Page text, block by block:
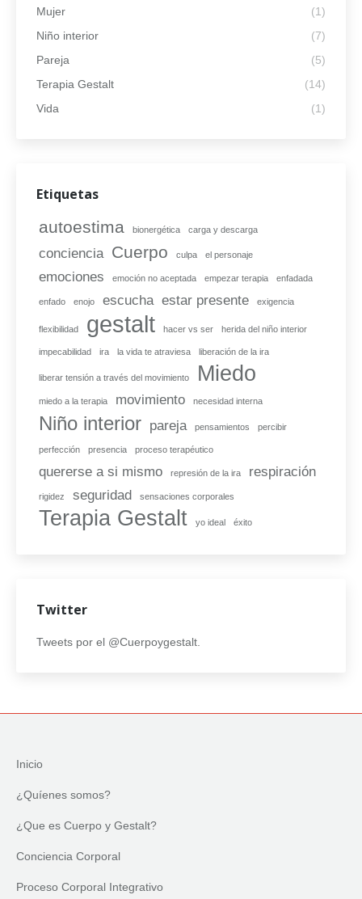
Mujer
(1)
Niño interior
(7)
Pareja
(5)
Terapia Gestalt
(14)
Vida
(1)
Etiquetas
autoestima bionergética carga y descarga
conciencia Cuerpo culpa el personaje
emociones emoción no aceptada empezar terapia enfadada
enfado enojo escucha estar presente exigencia
flexibilidad gestalt hacer vs ser herida del niño interior
impecabilidad ira la vida te atraviesa liberación de la ira
liberar tensión a través del movimiento Miedo
miedo a la terapia movimiento necesidad interna
Niño interior pareja pensamientos percibir
perfección presencia proceso terapéutico
quererse a si mismo represión de la ira respiración
rigidez seguridad sensaciones corporales
Terapia Gestalt yo ideal éxito
Twitter
Tweets por el @Cuerpoygestalt.
Inicio
¿Quíenes somos?
¿Que es Cuerpo y Gestalt?
Conciencia Corporal
Proceso Corporal Integrativo